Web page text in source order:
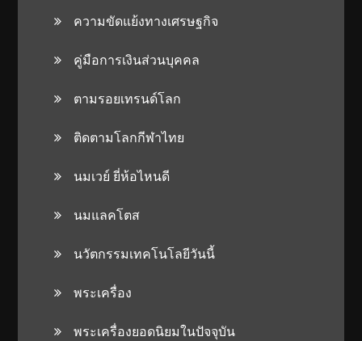
ความขัดแย้งทางเศรษฐกิจ
คู่มือการเงินส่วนบุคคล
ตามรอยเทรนด์โลก
ติดตามโลกกีฬาไทย
นมเวย์ ยี่ห้อไหนดี
นมแลคโตส
นวัตกรรมเทคโนโลยีวันนี้
พระเครื่อง
พระเครื่องยอดนิยมในปัจจุบัน